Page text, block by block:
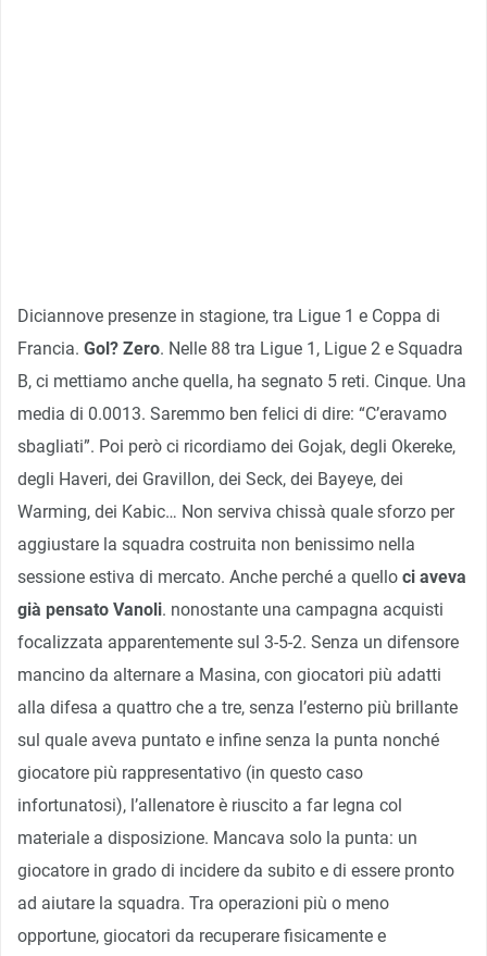
Diciannove presenze in stagione, tra Ligue 1 e Coppa di
Francia. Gol? Zero. Nelle 88 tra Ligue 1, Ligue 2 e Squadra
B, ci mettiamo anche quella, ha segnato 5 reti. Cinque. Una
media di 0.0013. Saremmo ben felici di dire: “C’eravamo
sbagliati”. Poi però ci ricordiamo dei Gojak, degli Okereke,
degli Haveri, dei Gravillon, dei Seck, dei Bayeye, dei
Warming, dei Kabic… Non serviva chissà quale sforzo per
aggiustare la squadra costruita non benissimo nella
sessione estiva di mercato. Anche perché a quello ci aveva
già pensato Vanoli. nonostante una campagna acquisti
focalizzata apparentemente sul 3-5-2. Senza un difensore
mancino da alternare a Masina, con giocatori più adatti
alla difesa a quattro che a tre, senza l’esterno più brillante
sul quale aveva puntato e infine senza la punta nonché
giocatore più rappresentativo (in questo caso
infortunatosi), l’allenatore è riuscito a far legna col
materiale a disposizione. Mancava solo la punta: un
giocatore in grado di incidere da subito e di essere pronto
ad aiutare la squadra. Tra operazioni più o meno
opportune, giocatori da recuperare fisicamente e